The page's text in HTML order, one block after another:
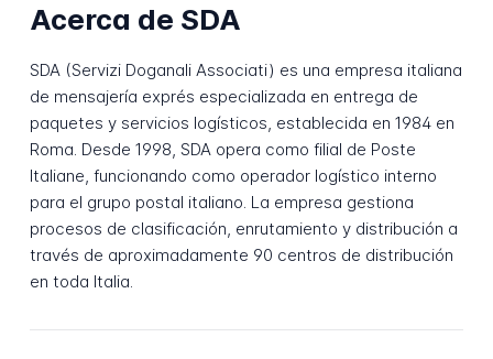
Acerca de SDA
SDA (Servizi Doganali Associati) es una empresa italiana
de mensajería exprés especializada en entrega de
paquetes y servicios logísticos, establecida en 1984 en
Roma. Desde 1998, SDA opera como filial de Poste
Italiane, funcionando como operador logístico interno
para el grupo postal italiano. La empresa gestiona
procesos de clasificación, enrutamiento y distribución a
través de aproximadamente 90 centros de distribución
en toda Italia.